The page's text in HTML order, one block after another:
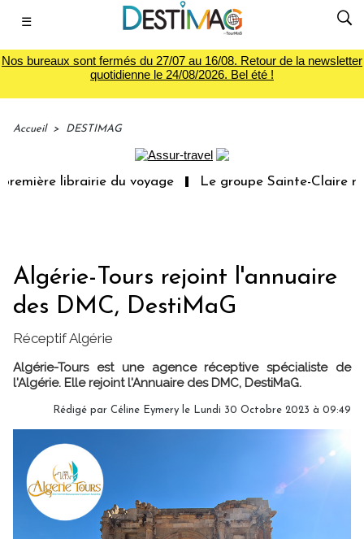
☰
Nos bureaux sont fermés du 27/07 au 16/08. Retour de la newsletter
quotidienne le 24/08/2026. Bel été !
Accueil > DESTIMAG
librairie du voyage Le groupe Sainte-Claire
Algérie-Tours rejoint l'annuaire
des DMC, DestiMaG
Réceptif Algérie
Algérie-Tours est une agence réceptive spécialiste de
l'Algérie. Elle rejoint l'Annuaire des DMC, DestiMaG.
Rédigé par Céline Eymery le Lundi 30 Octobre 2023 à 09:49